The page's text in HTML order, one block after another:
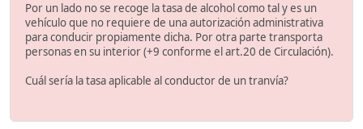
Por un lado no se recoge la tasa de alcohol como tal y es un
vehículo que no requiere de una autorización administrativa
para conducir propiamente dicha. Por otra parte transporta
personas en su interior (+9 conforme el art.20 de Circulación).
Cuál sería la tasa aplicable al conductor de un tranvía?